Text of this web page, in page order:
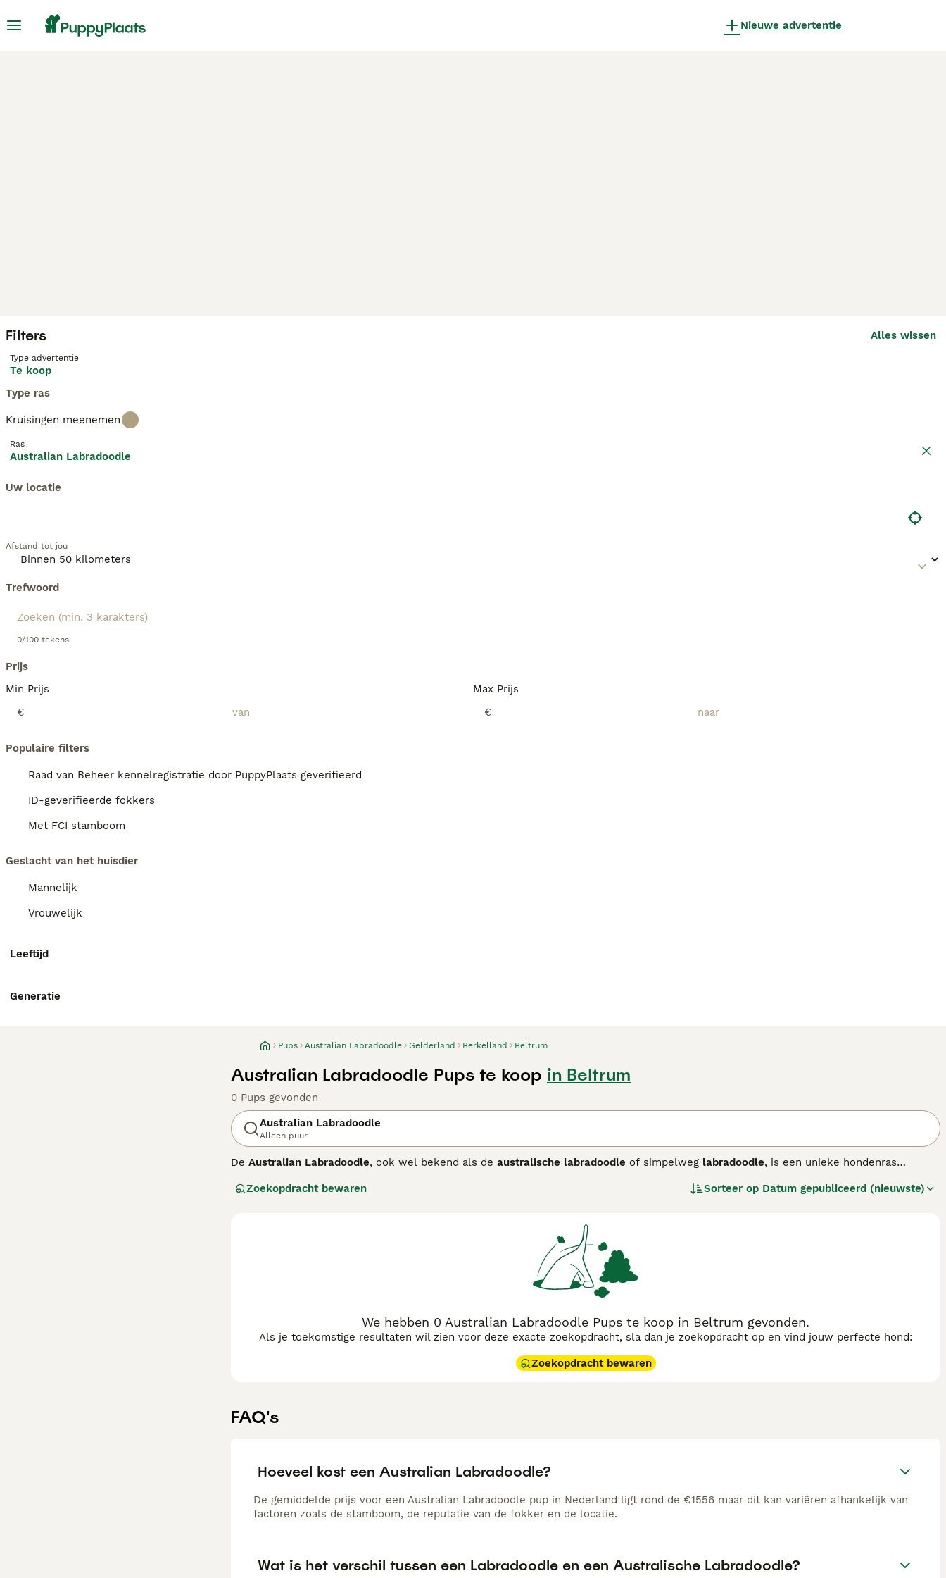
Nieuwe advertentie
Filters Alles wissen
Type advertentie
Te koop
Type ras
Kruisingen meenemen
Ras
Australian Labradoodle
Uw locatie
Afstand tot jou
Trefwoord
0/100 tekens
Prijs
Min Prijs
€
Max Prijs
€
Populaire filters
Raad van Beheer kennelregistratie door PuppyPlaats geverifieerd
ID-geverifieerde fokkers
Met FCI stamboom
Geslacht van het huisdier
Mannelijk
Vrouwelijk
Leeftijd
Generatie
Pups Australian Labradoodle Gelderland Berkelland Beltrum
Australian Labradoodle Pups te koop in Beltrum
0 Pups gevonden
Australian Labradoodle
Alleen puur
De Australian Labradoodle, ook wel bekend als de australische labradoodle of simpelweg labradoodle, is een unieke hondenras
Spaniels, ontworpen om een consistente, allergievriendelijke vacht te hebben. De Aussies onderscheiden zich daardoor van de eerste
middelgroot tot groot met een atletisch lichaam en expressieve ogen. Hun temperament is vriendelijk, sociaal en zeer trainbaar,
waardoor ze uitstekende gezins- en therapiehonden zijn. Door hun intelligentie en energie hebben ze regelmatige beweging en mentale
is populair in Nederland, maar het is belangrijk om goede fokkers te kiezen die
gezondheidstesten doen en socialisatie hoog in het vaandel hebben. Zoek je een loyale, actieve metgezel die ook geschikt is voor
gezinnen met kinderen, dan is de Australian Labradoodle een uitstekende keuze.
Zoekopdracht bewaren Sorteer op Datum gepubliceerd (nieuwste)
We hebben 0 Australian Labradoodle Pups te koop in Beltrum gevonden.
Als je toekomstige resultaten wil zien voor deze exacte zoekopdracht, sla dan je zoekopdracht op en vind jouw perfecte hond:
Zoekopdracht bewaren
FAQ's
Hoeveel kost een Australian Labradoodle?
De gemiddelde prijs voor een Australian Labradoodle pup in Nederland ligt rond de €1556 maar dit kan variëren afhankelijk van
factoren zoals de stamboom, de reputatie van de fokker en de locatie.
Wat is het verschil tussen een Labradoodle en een Australische Labradoodle?